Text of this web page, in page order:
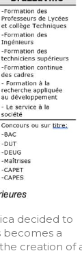
decided to
becomes a
creation of